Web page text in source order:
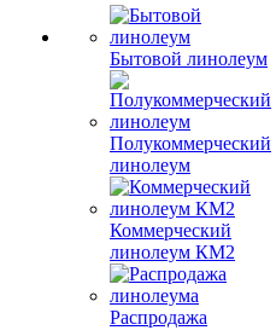
Бытовой линолеум
Полукоммерческий
линолеум
Коммерческий
линолеум КМ2
Распродажа